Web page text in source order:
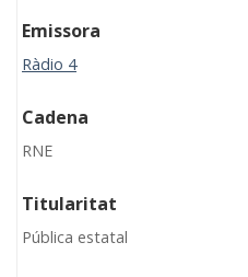
Emissora
Ràdio 4
Cadena
RNE
Titularitat
Pública estatal